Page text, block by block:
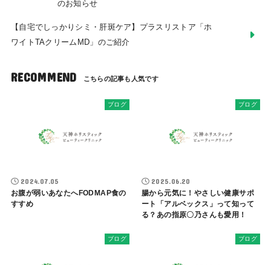
のお知らせ
【自宅でしっかりシミ・肝斑ケア】プラスリストア「ホ
ワイトTAクリームMD」のご紹介
RECOMMEND
ブログ
2024.07.05
お腹が弱いあなたへFODMAP食の
すすめ
ブログ
2025.06.20
腸から元気に！やさしい健康サポ
ート「アルベックス」って知って
る？あの指原〇乃さんも愛用！
ブログ ブログ